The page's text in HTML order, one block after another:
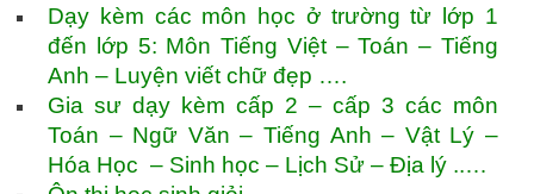
Dạy kèm các môn học ở trường từ lớp 1
đến lớp 5: Môn Tiếng Việt – Toán – Tiếng
Anh – Luyện viết chữ đẹp ….
Gia sư dạy kèm cấp 2 – cấp 3 các môn
Toán – Ngữ Văn – Tiếng Anh – Vật Lý –
Hóa Học – Sinh học – Lịch Sử – Địa lý ..…